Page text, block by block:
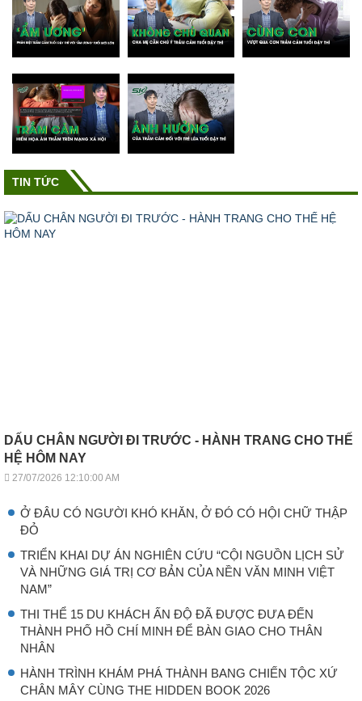
TIN TỨC
DẤU CHÂN NGƯỜI ĐI TRƯỚC - HÀNH TRANG CHO THẾ
HỆ HÔM NAY
27/07/2026 12:10:00 AM
Ở ĐÂU CÓ NGƯỜI KHÓ KHĂN, Ở ĐÓ CÓ HỘI CHỮ THẬP
ĐỎ
TRIỂN KHAI DỰ ÁN NGHIÊN CỨU “CỘI NGUỒN LỊCH SỬ
VÀ NHỮNG GIÁ TRỊ CƠ BẢN CỦA NỀN VĂN MINH VIỆT
NAM”
THI THỂ 15 DU KHÁCH ẤN ĐỘ ĐÃ ĐƯỢC ĐƯA ĐẾN
THÀNH PHỐ HỒ CHÍ MINH ĐỂ BÀN GIAO CHO THÂN
NHÂN
HÀNH TRÌNH KHÁM PHÁ THÀNH BANG CHIẾN TỘC XỨ
CHÂN MÂY CÙNG THE HIDDEN BOOK 2026